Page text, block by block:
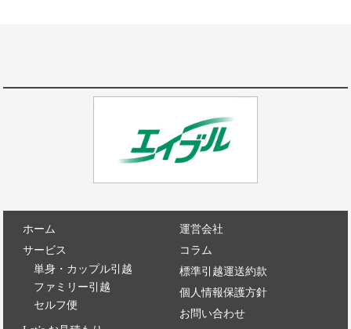
ホーム
サービス
単身・カップル引越
ファミリー引越
セルフ便
運営会社
コラム
標準引越運送約款
個人情報保護方針
お問い合わせ